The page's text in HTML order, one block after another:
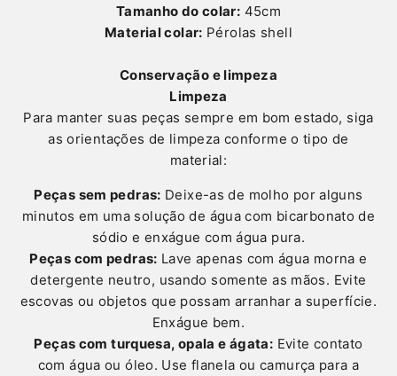
Tamanho do colar: 45cm
Material colar: Pérolas shell
Conservação e limpeza
Limpeza
Para manter suas peças sempre em bom estado, siga
as orientações de limpeza conforme o tipo de
material:
Peças sem pedras: Deixe-as de molho por alguns
minutos em uma solução de água com bicarbonato de
sódio e enxágue com água pura.
Peças com pedras: Lave apenas com água morna e
detergente neutro, usando somente as mãos. Evite
escovas ou objetos que possam arranhar a superfície.
Enxágue bem.
Peças com turquesa, opala e ágata: Evite contato
com água ou óleo. Use flanela ou camurça para a